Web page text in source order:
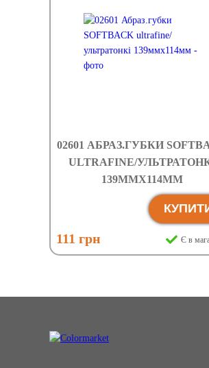
02601 АБРАЗ.ГУБКИ
ULTRAFINE/
139ММХ114ММ
111 грн Є в